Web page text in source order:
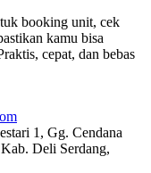
booking unit, cek
kamu bisa
cepat, dan bebas
1, Gg. Cendana
Deli Serdang,